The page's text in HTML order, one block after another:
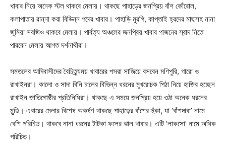
খাবার নিয়ে অনেক স্টল থাকবে মেলায়। থাকছে পাহাড়ের জনপ্রিয় বাঁশ কোঁরোল,
কলাপাতায় রান্না করা বিভিন্ন পদের খাবার। পাহাড়ি মুরগি, কাপ্তাই হ্রদের মাছসহ নানা
জুমিয়া সবজিও থাকবে মেলায়। পার্বত্য অঞ্চলের জনপ্রিয় খাবার পাজনের স্বাদ নিতে
পারবেন মেলায় আগত দর্শনার্থীরা।
সমতলের আদিবাসীদের বৈচিত্র্যময় খাবারের পসরা সাজিয়ে বসবেন মণিপুরি, গারো ও
রাখাইনরা। কালো ও সাদা বিনি চালের বিভিন্ন ধরনের মুখরোচক পিঠা নিয়ে হাজির হচ্ছেন
রাখাইন জাতিগোষ্ঠীর প্রতিনিধিরা। থাকছে এ সময়ে জনপ্রিয় হয়ে ওঠা অনেক ধরনের
মুন্ডি। এবারের মেলার বিশেষ অকর্ষণ থাকছে পাহাড়ের বাঁশের হুঁকা, যা ‘বাঁশদাবা’ নামে
বেশি পরিচিত। থাকবে নানা ধরনের টাটকা ফলের ঝাল খাবার। এটি ‘লাকসো’ নামে অধিক
পরিচিত।